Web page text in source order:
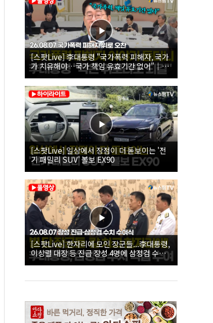
[스팟Live] 李대통령 "국가폭력 피해자, 국가
가 치유해야…국가 책임 유효기간 없어"｜
26.08.07 국가폭력 피해자 위로 오찬
[스팟Live] 일상에서 장점이 더 돋보이는 '전
기 패밀리 SUV' 볼보 EX90
[스팟Live] 한자리에 모인 장군들...李대통령,
이상렬 대장 등 진급 장성 4명에 삼정검 수치
직접 수여｜26.08.07 장성 진급·삼정검 수치